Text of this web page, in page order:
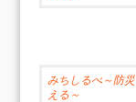
みちしるべ～防
える～